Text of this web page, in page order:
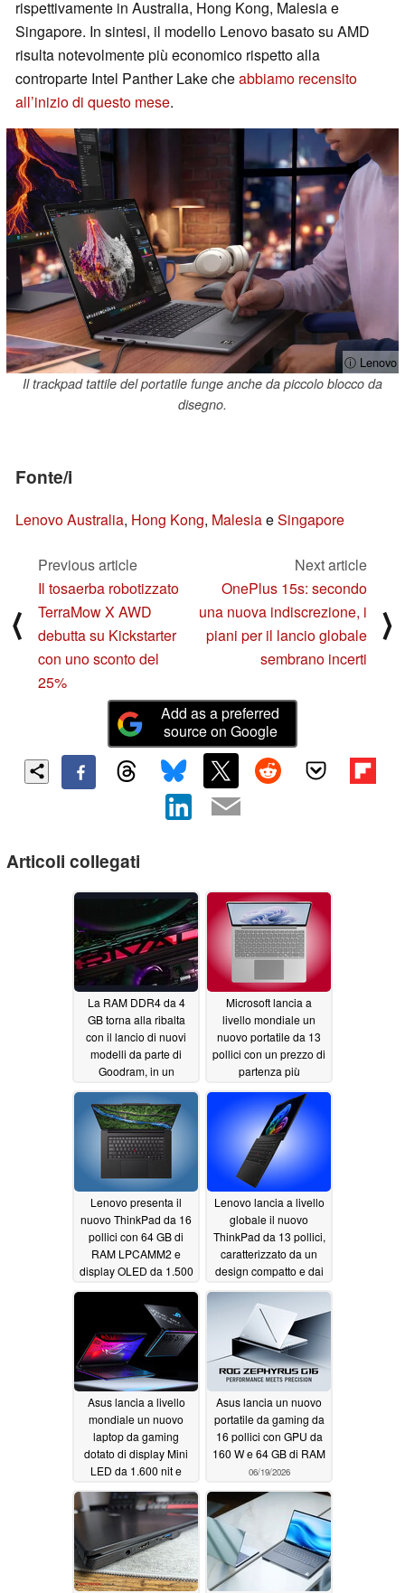
rispettivamente in Australia, Hong Kong, Malesia e
Singapore. In sintesi, il modello Lenovo basato su AMD
risulta notevolmente più economico rispetto alla
controparte Intel Panther Lake cheabbiamo recensito
all’inizio di questo mese.
ⓘ Lenovo
Il trackpad tattile del portatile funge anche da piccolo blocco da
disegno.
Fonte/i
Lenovo Australia, Hong Kong, MalesiaeSingapore
⟨
Previous article
Il tosaerba robotizzato
TerraMow X AWD
debutta su Kickstarter
con uno sconto del
25%
Next article
OnePlus 15s: secondo
una nuova indiscrezione, i
piani per il lancio globale
sembrano incerti
⟩
Add as a preferred
source on Google
Articoli collegati
La RAM DDR4 da 4
GB torna alla ribalta
con il lancio di nuovi
modelli da parte di
Goodram, in un
DDR5 alle stelle
06/28/2026
Microsoft lancia a
livello mondiale un
nuovo portatile da 13
pollici con un prezzo di
partenza più
06/24/2026
Lenovo presenta il
nuovo ThinkPad da 16
pollici con 64 GB di
RAM LPCAMM2 e
display OLED da 1.500
06/21/2026
Lenovo lancia a livello
globale il nuovo
ThinkPad da 13 pollici,
caratterizzato da un
design compatto e dai
Lake06/20/2026
Asus lancia a livello
mondiale un nuovo
laptop da gaming
dotato di display Mini
LED da 1.600 nit e
06/19/2026
Asus lancia un nuovo
portatile da gaming da
16 pollici con GPU da
160 W e 64 GB di RAM
06/19/2026